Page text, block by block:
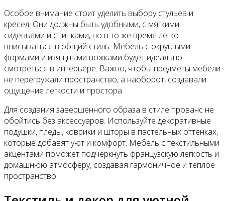
Особое внимание стоит уделить выбору стульев и
кресел. Они должны быть удобными, с мягкими
сиденьями и спинками, но в то же время легко
вписываться в общий стиль. Мебель с округлыми
формами и изящными ножками будет идеально
смотреться в интерьере. Важно, чтобы предметы мебели
не перегружали пространство, а наоборот, создавали
ощущение легкости и простора.
Для создания завершенного образа в стиле прованс не
обойтись без аксессуаров. Используйте декоративные
подушки, пледы, коврики и шторы в пастельных оттенках,
которые добавят уют и комфорт. Мебель с текстильными
акцентами поможет подчеркнуть французскую легкость и
домашнюю атмосферу, создавая гармоничное и теплое
пространство.